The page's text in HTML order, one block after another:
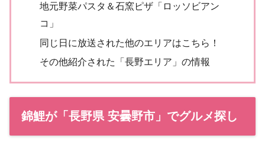
地元野菜パスタ＆石窯ピザ「ロッソビアン
コ」
同じ日に放送された他のエリアはこちら！
その他紹介された「長野エリア」の情報
錦鯉が「長野県 安曇野市」でグルメ探し